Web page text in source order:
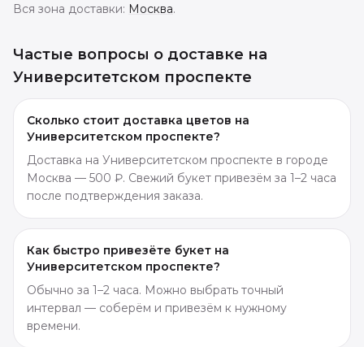
Вся зона доставки: Москва.
Частые вопросы о доставке на
Университетском проспекте
Сколько стоит доставка цветов на
Университетском проспекте?
Доставка на Университетском проспекте в городе
Москва — 500 ₽. Свежий букет привезём за 1–2 часа
после подтверждения заказа.
Как быстро привезёте букет на
Университетском проспекте?
Обычно за 1–2 часа. Можно выбрать точный
интервал — соберём и привезём к нужному
времени.